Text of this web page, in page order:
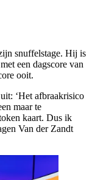
snuffelstage. Hij is
een dagscore van
ooit.
‘Het afbraakrisico
maar te
kaart. Dus ik
Van der Zandt